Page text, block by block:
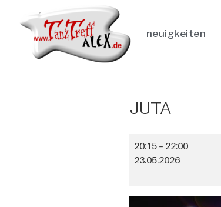
neuigkeiten
JUTA
20:15 – 22:00
23.05.2026